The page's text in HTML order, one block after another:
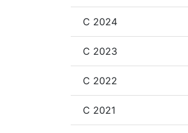
С 2024
С 2023
С 2022
С 2021